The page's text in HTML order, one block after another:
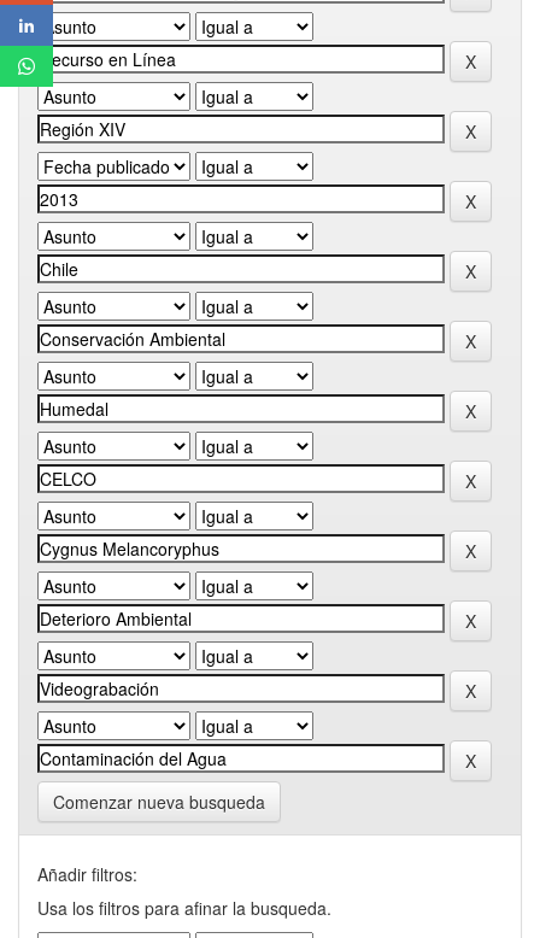
Comenzar nueva busqueda
Añadir filtros:
Usa los filtros para afinar la busqueda.